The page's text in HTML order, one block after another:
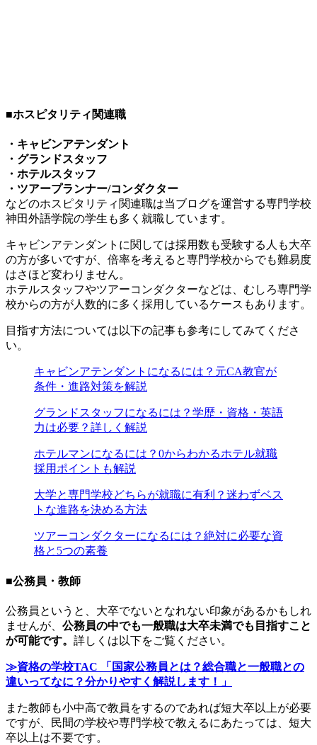
■ホスピタリティ関連職
・キャビンアテンダント
・グランドスタッフ
・ホテルスタッフ
・ツアープランナー/コンダクター
などのホスピタリティ関連職は当ブログを運営する専門学校
神田外語学院の学生も多く就職しています。
キャビンアテンダントに関しては採用数も受験する人も大卒
の方が多いですが、倍率を考えると専門学校からでも難易度
はさほど変わりません。
ホテルスタッフやツアーコンダクターなどは、むしろ専門学
校からの方が人数的に多く採用しているケースもあります。
目指す方法については以下の記事も参考にしてみてくださ
い。
キャビンアテンダントになるには？元CA教官が
条件・進路対策を解説
グランドスタッフになるには？学歴・資格・英語
力は必要？詳しく解説
ホテルマンになるには？0からわかるホテル就職
採用ポイントも解説
大学と専門学校どちらが就職に有利？迷わずベス
トな進路を決める方法
ツアーコンダクターになるには？絶対に必要な資
格と5つの素養
■公務員・教師
公務員というと、大卒でないとなれない印象があるかもしれ
ませんが、 公務員の中でも一般職は大卒未満でも目指すこと
が可能です。 詳しくは以下をご覧ください。
≫資格の学校TAC 「国家公務員とは？総合職と一般職との
違いってなに？分かりやすく解説します！」
また教師も小中高で教員をするのであれば短大卒以上が必要
ですが、民間の学校や専門学校で教えるにあたっては、短大
卒以上は不要です。